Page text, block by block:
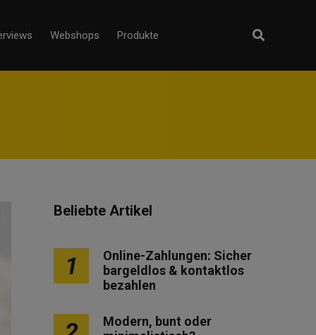
Webshops Produkte
Beliebte Artikel
1
Online-Zahlungen: Sicher
bargeldlos & kontaktlos
bezahlen
Modern, bunt oder